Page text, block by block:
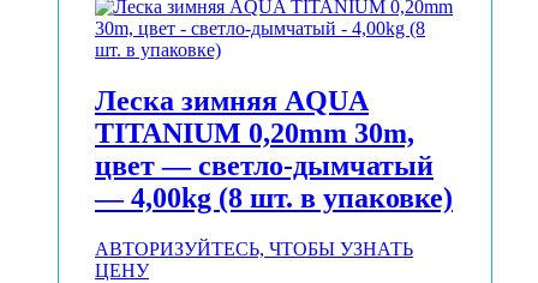
Леска зимняя AQUA
TITANIUM 0,20mm 30m,
цвет — светло-дымчатый
— 4,00kg (8 шт. в упаковке)
АВТОРИЗУЙТЕСЬ, ЧТОБЫ УЗНАТЬ
ЦЕНУ